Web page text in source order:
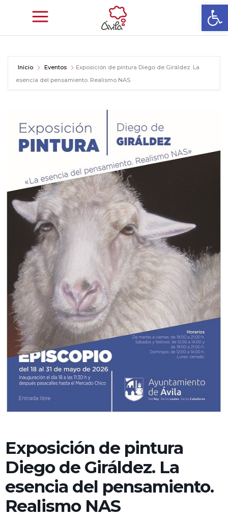
Inicio Eventos
Exposición de pintura Diego de Giráldez. La
esencia del pensamiento. Realismo NAS
Exposición de pintura
Diego de Giráldez. La
esencia del pensamiento.
Realismo NAS